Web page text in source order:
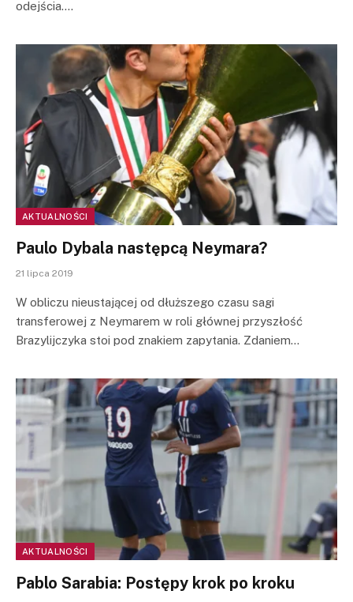
odejścia.…
AKTUALNOŚCI
Paulo Dybala następcą Neymara?
21 lipca 2019
W obliczu nieustającej od dłuższego czasu sagi
transferowej z Neymarem w roli głównej przyszłość
Brazylijczyka stoi pod znakiem zapytania. Zdaniem…
AKTUALNOŚCI
Pablo Sarabia: Postępy krok po kroku